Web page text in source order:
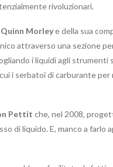
rivoluzionari.
Quinn Morleye della sua
attraverso una sezione
i liquidi agli strumenti
i serbatoi di carburante
Pettit che, nel 2008,
di liquido. E, manco a farlo